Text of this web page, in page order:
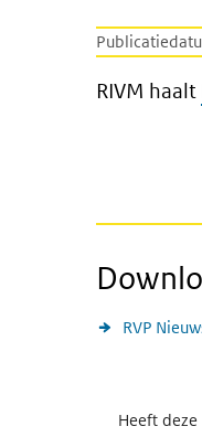
RIVM haalt
RVP
Heeft